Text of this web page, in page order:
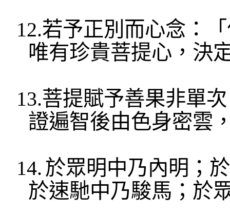
12.若予正別 而心念：
唯有珍貴菩提心，決
13.菩提賦予善果非單
證遍智後由色身密雲
14. 於眾明中乃內明；於
於速馳中乃駿馬；於